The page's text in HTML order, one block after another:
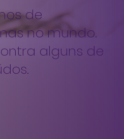
de
no mundo.
alguns de